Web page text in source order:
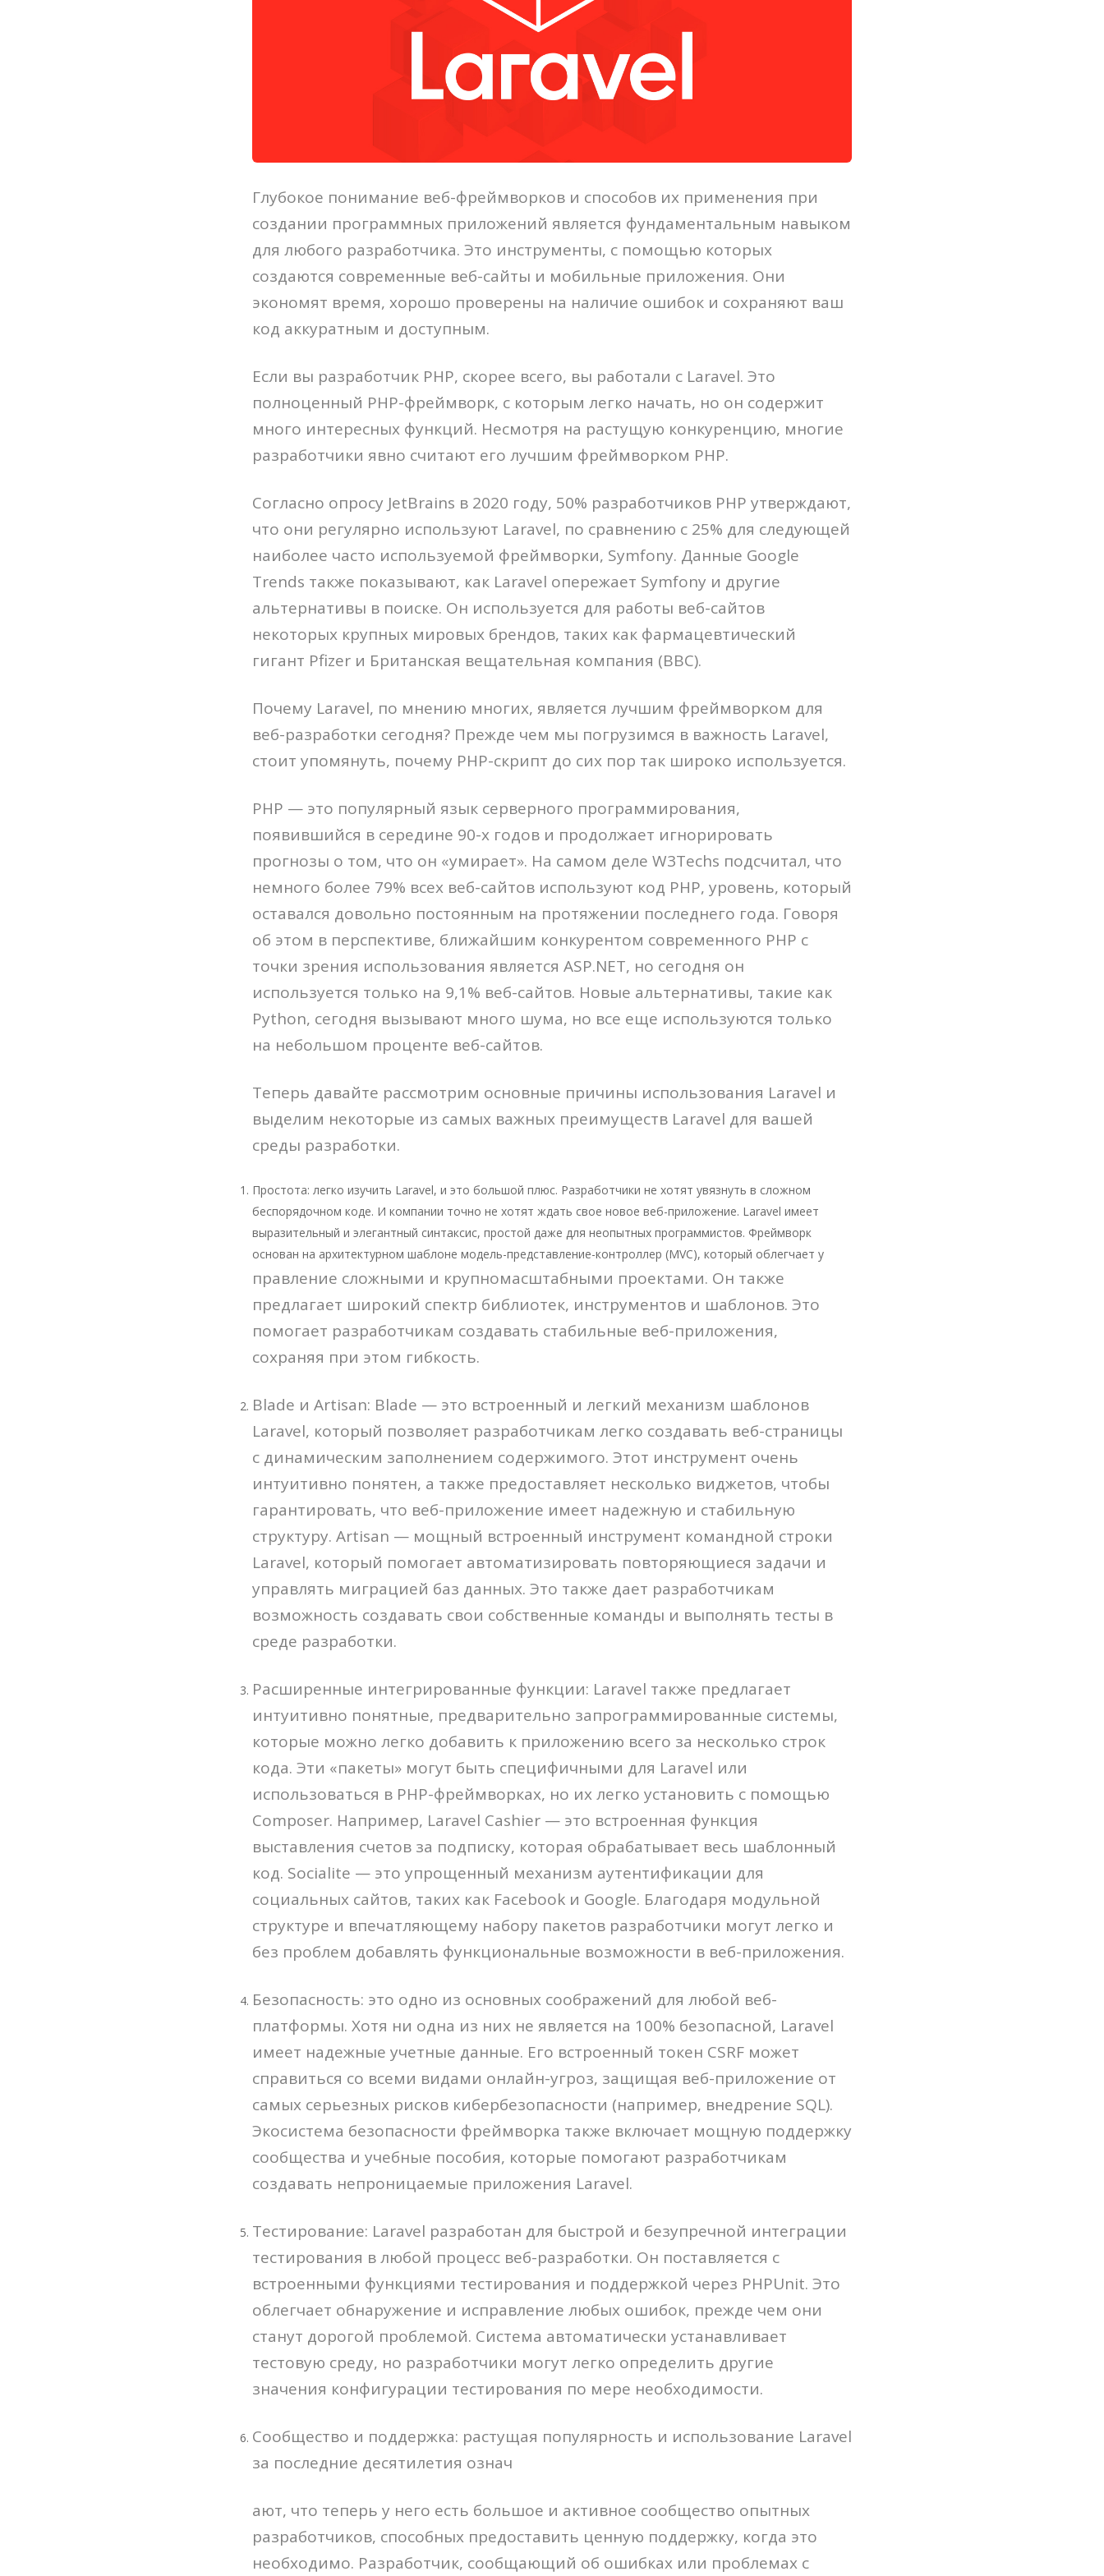
Глубокое понимание веб-фреймворков и способов их применения при
создании программных приложений является фундаментальным навыком
для любого разработчика. Это инструменты, с помощью которых
создаются современные веб-сайты и мобильные приложения. Они
экономят время, хорошо проверены на наличие ошибок и сохраняют ваш
код аккуратным и доступным.
Если вы разработчик PHP, скорее всего, вы работали с Laravel. Это
полноценный PHP-фреймворк, с которым легко начать, но он содержит
много интересных функций. Несмотря на растущую конкуренцию, многие
разработчики явно считают его лучшим фреймворком PHP.
Согласно опросу JetBrains в 2020 году, 50% разработчиков PHP утверждают,
что они регулярно используют Laravel, по сравнению с 25% для следующей
наиболее часто используемой фреймворки, Symfony. Данные Google
Trends также показывают, как Laravel опережает Symfony и другие
альтернативы в поиске. Он используется для работы веб-сайтов
некоторых крупных мировых брендов, таких как фармацевтический
гигант Pfizer и Британская вещательная компания (BBC).
Почему Laravel, по мнению многих, является лучшим фреймворком для
веб-разработки сегодня? Прежде чем мы погрузимся в важность Laravel,
стоит упомянуть, почему PHP-скрипт до сих пор так широко используется.
PHP — это популярный язык серверного программирования,
появившийся в середине 90-х годов и продолжает игнорировать
прогнозы о том, что он «умирает». На самом деле W3Techs подсчитал, что
немного более 79% всех веб-сайтов используют код PHP, уровень, который
оставался довольно постоянным на протяжении последнего года. Говоря
об этом в перспективе, ближайшим конкурентом современного PHP с
точки зрения использования является ASP.NET, но сегодня он
используется только на 9,1% веб-сайтов. Новые альтернативы, такие как
Python, сегодня вызывают много шума, но все еще используются только
на небольшом проценте веб-сайтов.
Теперь давайте рассмотрим основные причины использования Laravel и
выделим некоторые из самых важных преимуществ Laravel для вашей
среды разработки.
Простота: легко изучить Laravel, и это большой плюс. Разработчики не хотят увязнуть в сложном
беспорядочном коде. И компании точно не хотят ждать свое новое веб-приложение. Laravel имеет
выразительный и элегантный синтаксис, простой даже для неопытных программистов. Фреймворк
основан на архитектурном шаблоне модель-представление-контроллер (MVC), который облегчает у
правление сложными и крупномасштабными проектами. Он также
предлагает широкий спектр библиотек, инструментов и шаблонов. Это
помогает разработчикам создавать стабильные веб-приложения,
сохраняя при этом гибкость.
Blade и Artisan: Blade — это встроенный и легкий механизм шаблонов
Laravel, который позволяет разработчикам легко создавать веб-страницы
с динамическим заполнением содержимого. Этот инструмент очень
интуитивно понятен, а также предоставляет несколько виджетов, чтобы
гарантировать, что веб-приложение имеет надежную и стабильную
структуру. Artisan — мощный встроенный инструмент командной строки
Laravel, который помогает автоматизировать повторяющиеся задачи и
управлять миграцией баз данных. Это также дает разработчикам
возможность создавать свои собственные команды и выполнять тесты в
среде разработки.
Расширенные интегрированные функции: Laravel также предлагает
интуитивно понятные, предварительно запрограммированные системы,
которые можно легко добавить к приложению всего за несколько строк
кода. Эти «пакеты» могут быть специфичными для Laravel или
использоваться в PHP-фреймворках, но их легко установить с помощью
Composer. Например, Laravel Cashier — это встроенная функция
выставления счетов за подписку, которая обрабатывает весь шаблонный
код. Socialite — это упрощенный механизм аутентификации для
социальных сайтов, таких как Facebook и Google. Благодаря модульной
структуре и впечатляющему набору пакетов разработчики могут легко и
без проблем добавлять функциональные возможности в веб-приложения.
Безопасность: это одно из основных соображений для любой веб-
платформы. Хотя ни одна из них не является на 100% безопасной, Laravel
имеет надежные учетные данные. Его встроенный токен CSRF может
справиться со всеми видами онлайн-угроз, защищая веб-приложение от
самых серьезных рисков кибербезопасности (например, внедрение SQL).
Экосистема безопасности фреймворка также включает мощную поддержку
сообщества и учебные пособия, которые помогают разработчикам
создавать непроницаемые приложения Laravel.
Тестирование: Laravel разработан для быстрой и безупречной интеграции
тестирования в любой процесс веб-разработки. Он поставляется с
встроенными функциями тестирования и поддержкой через PHPUnit. Это
облегчает обнаружение и исправление любых ошибок, прежде чем они
станут дорогой проблемой. Система автоматически устанавливает
тестовую среду, но разработчики могут легко определить другие
значения конфигурации тестирования по мере необходимости.
Сообщество и поддержка: растущая популярность и использование Laravel
за последние десятилетия означ
ают, что теперь у него есть большое и активное сообщество опытных
разработчиков, способных предоставить ценную поддержку, когда это
необходимо. Разработчик, сообщающий об ошибках или проблемах с